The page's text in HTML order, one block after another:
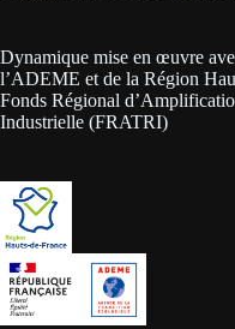
Dynamique mise en œuvre
l’ADEME et de la Région
Fonds Régional
Industrielle (FRATRI)